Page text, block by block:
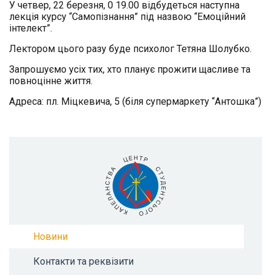
У четвер, 22 березня, 0 19.00 відбудеться наступна
лекція курсу “Самопізнання” під назвою “Емоційний
інтелект”.
Лектором цього разу буде психолог Тетяна Шолубко.
Запрошуємо усіх тих, хто планує прожити щасливе та
повноцінне життя.
Адреса: пл. Міцкевича, 5 (біля супермаркету “Антошка”)
Новини
Контакти та реквізити